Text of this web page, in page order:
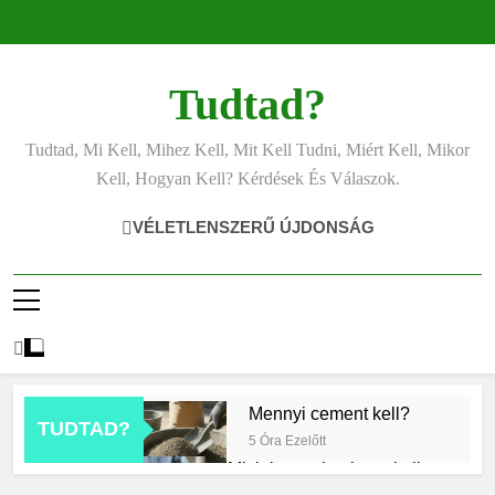
Tudtad?
Tudtad, Mi Kell, Mihez Kell, Mit Kell Tudni, Miért Kell, Mikor
Kell, Hogyan Kell? Kérdések És Válaszok.
VÉLETLENSZERŰ ÚJDONSÁG
TUDTAD?
Mennyi cement kell?
5 Óra Ezelőtt
Mit jelent a thm hogy kell